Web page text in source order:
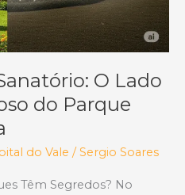
O Lado
do Parque
do Vale /Sergio Soares
Têm Segredos? No